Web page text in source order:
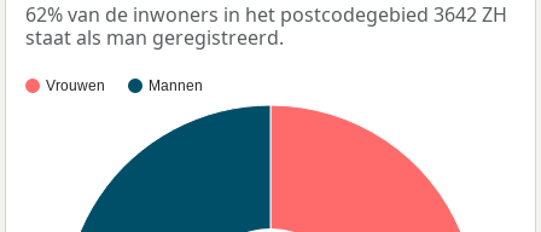
62% van de inwoners in het postcodegebied 3642 ZH
staat als man geregistreerd.
Vrouwen Mannen